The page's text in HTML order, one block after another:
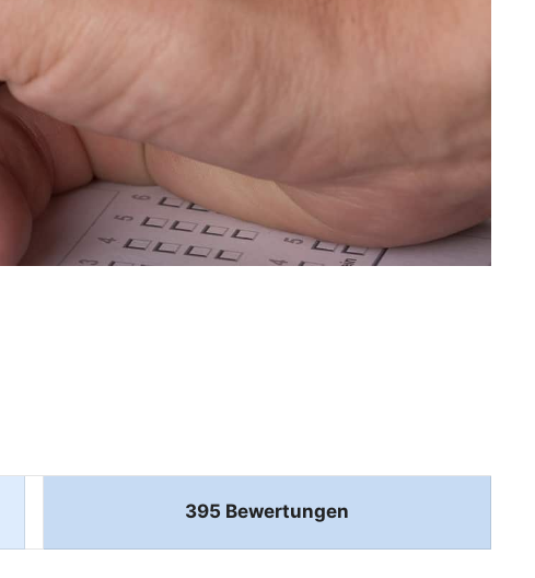
395 Bewertungen